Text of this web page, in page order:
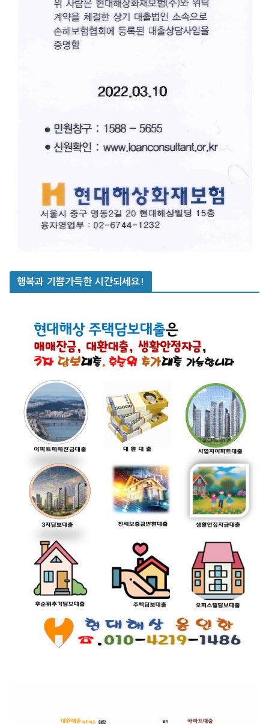
행복과 기쁨가득한 시간되세요!